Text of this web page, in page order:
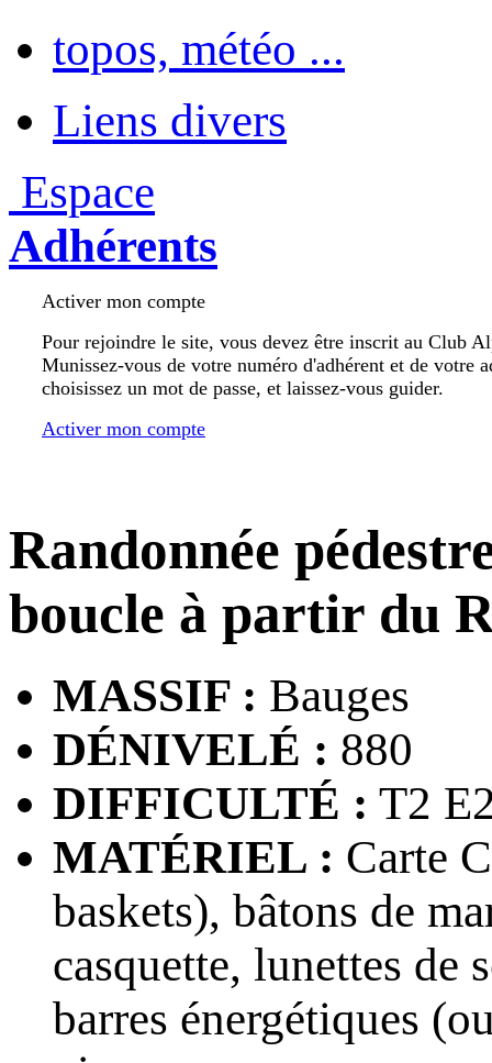
topos, météo ...
Liens divers
Espace
Adhérents
Activer mon compte
Pour rejoindre le site, vous devez être inscrit au Club
Munissez-vous de votre numéro d'adhérent et de votre
choisissez un mot de passe, et laissez-vous guider.
Activer mon compte
Randonnée
boucle à partir du
MASSIF : Bauges
DÉNIVELÉ : 880
DIFFICULTÉ : T2
MATÉRIEL : Carte
baskets), bâtons de
casquette, lunettes de
barres énergétiques